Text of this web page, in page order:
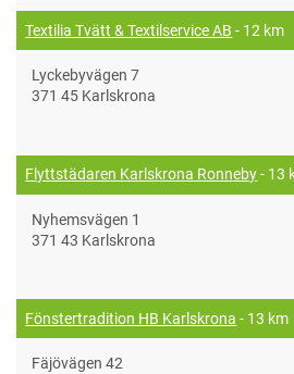
Textilia Tvätt & Textilservice AB - 12 km
Lyckebyvägen 7
371 45 Karlskrona
Flyttstädaren Karlskrona Ronneby- 13
Nyhemsvägen 1
371 43 Karlskrona
Fönstertradition HB Karlskrona - 13 km
Fäjövägen 42